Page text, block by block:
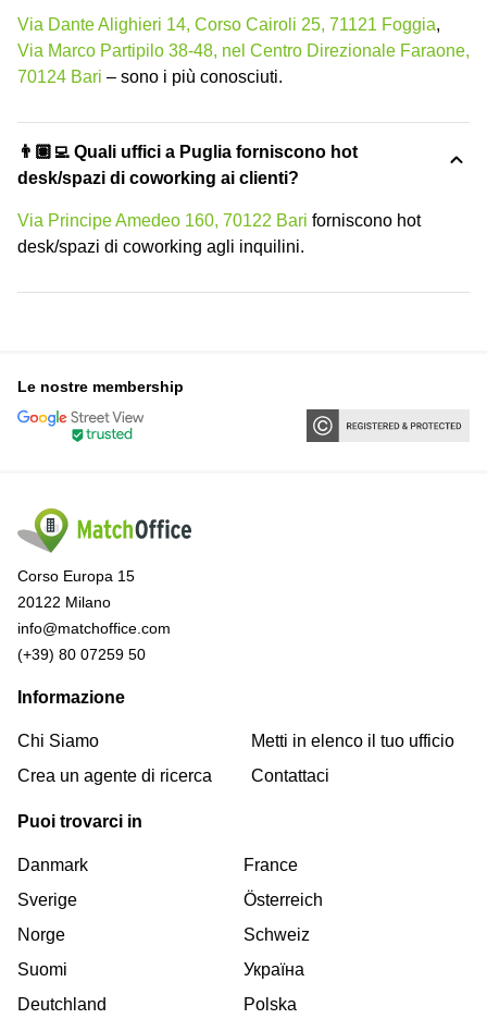
Via Dante Alighieri 14, Corso Cairoli 25, 71121 Foggia,
Via Marco Partipilo 38-48, nel Centro Direzionale Faraone,
70124 Bari – sono i più conosciuti.
👨🏽‍💻 Quali uffici a Puglia forniscono hot
desk/spazi di coworking ai clienti?
Via Principe Amedeo 160, 70122 Bari forniscono hot
desk/spazi di coworking agli inquilini.
Le nostre membership
Corso Europa 15
20122 Milano
info@matchoffice.com
(+39) 80 07259 50
Informazione
Chi Siamo
Crea un agente di ricerca
Metti in elenco il tuo ufficio
Contattaci
Puoi trovarci in
Danmark
Sverige
Norge
Suomi
Deutchland
France
Österreich
Schweiz
Україна
Polska